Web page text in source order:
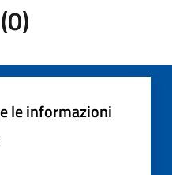
le informazioni